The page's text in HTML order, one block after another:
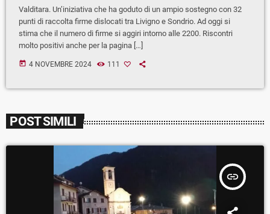
Valditara. Un’iniziativa che ha goduto di un ampio sostegno con 32
punti di raccolta firme dislocati tra Livigno e Sondrio. Ad oggi si
stima che il numero di firme si aggiri intorno alle 2200. Riscontri
molto positivi anche per la pagina […]
today 4 NOVEMBRE 2024 111
POST SIMILI
insert_link